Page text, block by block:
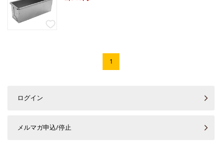
1
ログイン
メルマガ申込/停止